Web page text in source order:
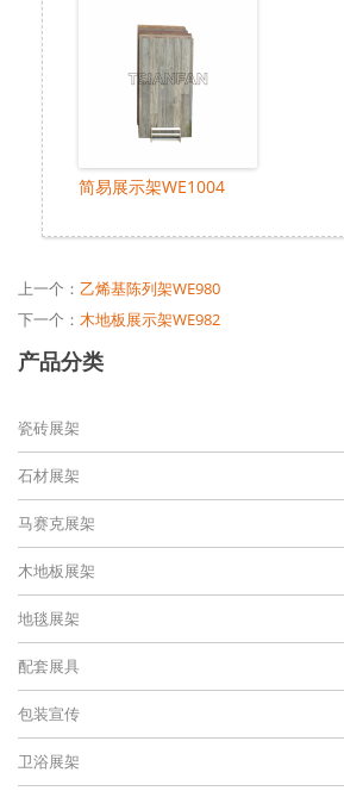
简易展示架WE1004
上一个： 乙烯基陈列架WE980
下一个： 木地板展示架WE982
产品分类
瓷砖展架
石材展架
马赛克展架
木地板展架
地毯展架
配套展具
包装宣传
卫浴展架